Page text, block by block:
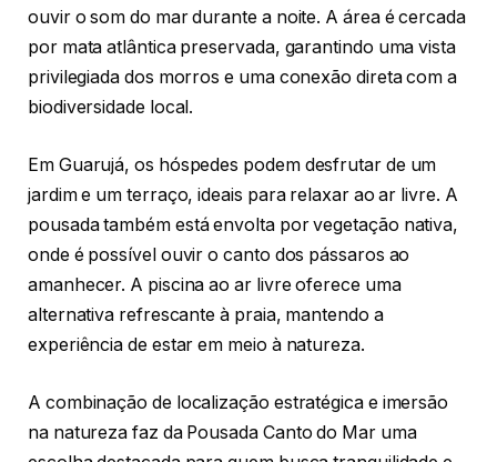
ouvir o som do mar durante a noite. A área é cercada
por mata atlântica preservada, garantindo uma vista
privilegiada dos morros e uma conexão direta com a
biodiversidade local.
Em Guarujá, os hóspedes podem desfrutar de um
jardim e um terraço, ideais para relaxar ao ar livre. A
pousada também está envolta por vegetação nativa,
onde é possível ouvir o canto dos pássaros ao
amanhecer. A piscina ao ar livre oferece uma
alternativa refrescante à praia, mantendo a
experiência de estar em meio à natureza.
A combinação de localização estratégica e imersão
na natureza faz da Pousada Canto do Mar uma